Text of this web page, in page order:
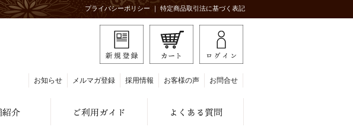
プライバシーポリシー ｜ 特定商品取引法に基づく表記
お知らせ メルマガ登録 採用情報 お客様の声 お問合せ